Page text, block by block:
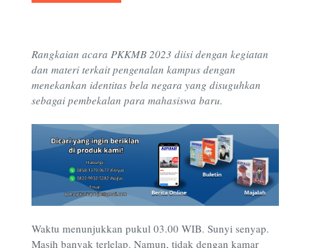
Rangkaian acara PKKMB 2023 diisi dengan kegiatan
dan materi terkait pengenalan kampus dengan
menekankan identitas bela negara yang disuguhkan
sebagai pembekalan para mahasiswa baru.
Waktu menunjukkan pukul 03.00 WIB. Sunyi senyap.
Masih banyak terlelap. Namun, tidak dengan kamar